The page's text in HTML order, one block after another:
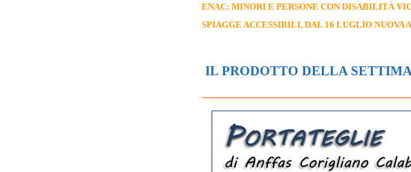
ENAC: MINORI E PERSONE CON DISABILITÀ
SPIAGGE ACCESSIBILI, DAL 16 LUGLIO NUOVA
IL PRODOTTO DELLA